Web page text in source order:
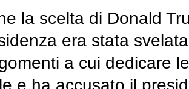
la scelta di Donald
era stata
a cui dedicare
e ha accusato il